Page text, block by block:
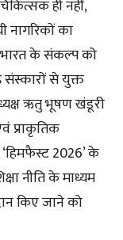
ही नहीं,
नागरिकों का
भारत के संकल्प को
से युक्त
ऋतु भूषण खंडूरी
प्राकृतिक
2026’ के
नीति के माध्यम
किए जाने को